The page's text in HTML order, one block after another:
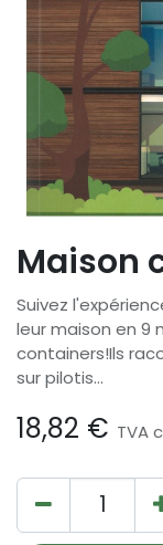
Maison
Suivez
leur maison en 9
containers!Ils
sur pilotis...
18,82 € TVA